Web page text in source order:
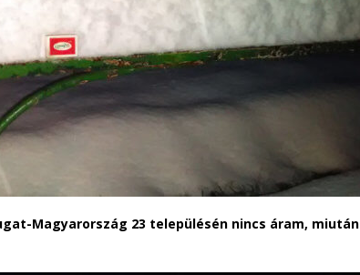
Magyarország 23 településén nincs áram, miután